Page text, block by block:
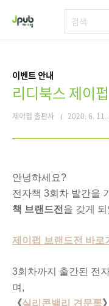
이벤트 안내
리디북스 제이
제이펍 출판사 2020. 6. 11.
안녕하세요?
전자책 3회차 발간을
책 브랜드전 을 갖게
제이펍 브랜드전 바로
3회차까지 출간된 전
며,
《실리콘밸리 견문록》